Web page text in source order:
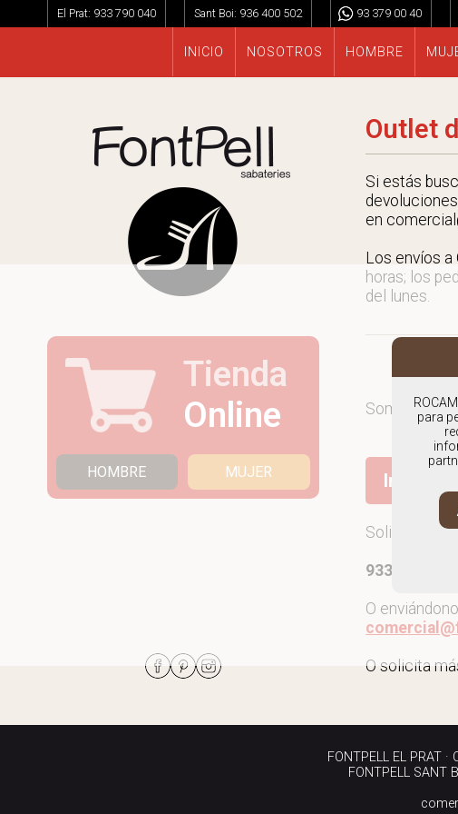
El Prat: 933 790 040 Sant Boi: 936 400 502 93 379 00 40
INICIO NOSOTROS HOMBRE
Tienda
Online
HOMBRE MUJER
Outlet
Si estás
en
Los envíos
horas; los
del lunes.
Somos
Ir al
Solicita más
933 790 040
O
O solicita
FONTPELL EL PRAT
FONTPELL SANT
para